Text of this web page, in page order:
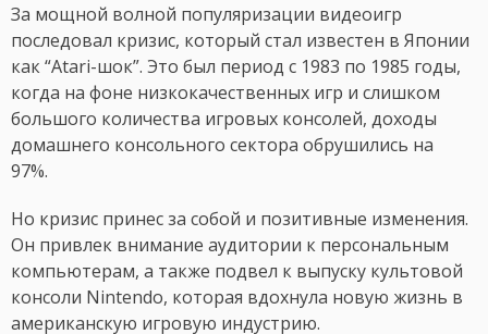
За мощной волной популяризации видеоигр
последовал кризис, который стал известен в Японии
как “Atari-шок”. Это был период с 1983 по 1985 годы,
когда на фоне низкокачественных игр и слишком
большого количества игровых консолей, доходы
домашнего консольного сектора обрушились на
97%.
Но кризис принес за собой и позитивные изменения.
Он привлек внимание аудитории к персональным
компьютерам, а также подвел к выпуску культовой
консоли Nintendo, которая вдохнула новую жизнь в
американскую игровую индустрию.